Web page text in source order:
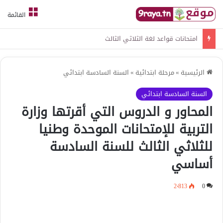
القائمة
امتحانات قواعد لغة الثلاثي الثالث
الرئيسية »مرحلة ابتدائية »السنة السادسة ابتدائي
السنة السادسة ابتدائي
المحاور و الدروس التي أقرتها وزارة
التربية للإمتحانات الموحدة وطنيا
للثلاثي الثالث للسنة السادسة
أساسي
0 2٬813